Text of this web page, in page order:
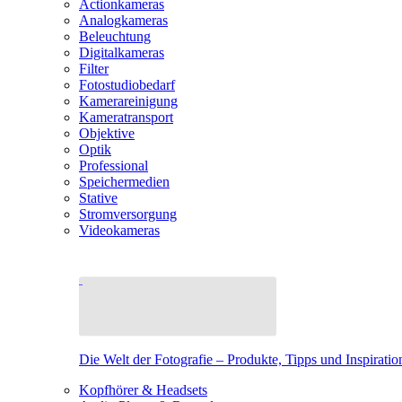
Actionkameras
Analogkameras
Beleuchtung
Digitalkameras
Filter
Fotostudiobedarf
Kamerareinigung
Kameratransport
Objektive
Optik
Professional
Speichermedien
Stative
Stromversorgung
Videokameras
Die Welt der Fotografie – Produkte, Tipps und
Kopfhörer & Headsets